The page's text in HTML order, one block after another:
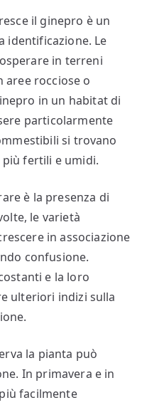
il ginepro è un
identificazione. Le
in terreni
aree rocciose o
in un habitat di
particolarmente
si trovano
fertili e umidi.
è la presenza di
le varietà
in associazione
confusione.
e la loro
ulteriori indizi sulla
la pianta può
In primavera e in
facilmente